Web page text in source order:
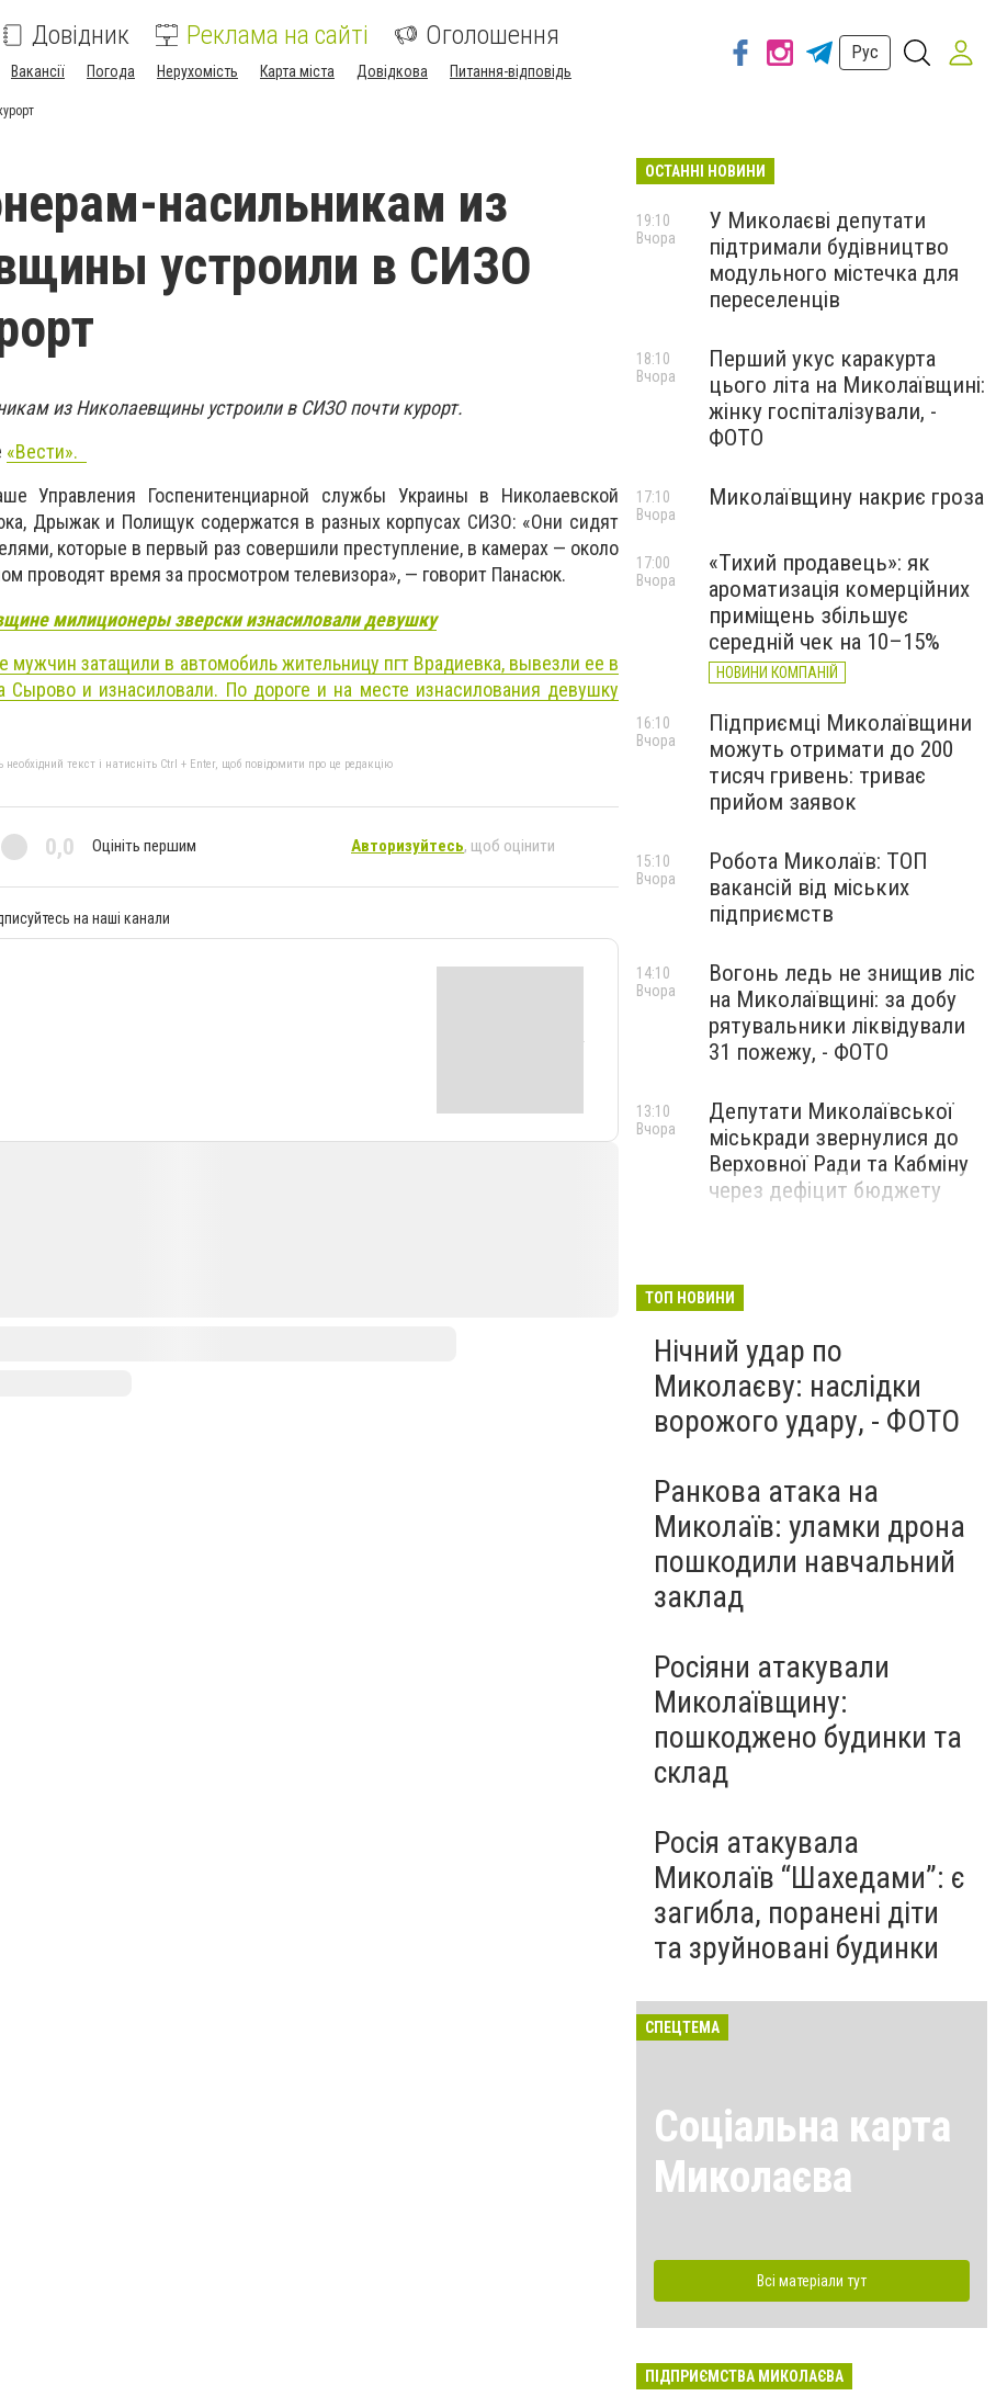
Довідник Реклама на сайті Оголошення
Вакансії Погода Нерухомість Карта міста Довідкова Питання-відповідь
Рус
насильникам из
устроили в СИЗО
из Николаевщины устроили в СИЗО почти курорт.
«Вести».
Управления Госпенитенциарной службы Украины в Николаевской
Дрыжак и Полищук содержатся в разных корпусах СИЗО: «Они сидят
которые в первый раз совершили преступление, в камерах — около
проводят время за просмотром телевизора», — говорит Панасюк.
милиционеры зверски изнасиловали девушку
мужчин затащили в автомобиль жительницу пгт Врадиевка, вывезли ее в
Сырово и изнасиловали. По дороге и на месте изнасилования девушку
текст і натисніть Ctrl + Enter, щоб повідомити про це редакцію
0,0 Оцініть першим Авторизуйтесь, щоб оцінити
на наші канали
ОСТАННІ НОВИНИ
У Миколаєві депутати
підтримали будівництво
модульного містечка для
переселенців
19:10
Вчора
Перший укус каракурта
цього літа на Миколаївщині:
жінку госпіталізували, -
ФОТО
18:10
Вчора
Миколаївщину накриє гроза
17:10
Вчора
«Тихий продавець»: як
ароматизація комерційних
приміщень збільшує
середній чек на 10–15%
НОВИНИ КОМПАНІЙ
17:00
Вчора
Підприємці Миколаївщини
можуть отримати до 200
тисяч гривень: триває
прийом заявок
16:10
Вчора
Робота Миколаїв: ТОП
вакансій від міських
підприємств
15:10
Вчора
Вогонь ледь не знищив ліс
на Миколаївщині: за добу
рятувальники ліквідували
31 пожежу, - ФОТО
14:10
Вчора
Депутати Миколаївської
міськради звернулися до
Верховної Ради та Кабміну
через дефіцит бюджету
13:10
Вчора
ТОП НОВИНИ
Нічний удар по
Миколаєву: наслідки
ворожого удару, - ФОТО
Ранкова атака на
Миколаїв: уламки дрона
пошкодили навчальний
заклад
Росіяни атакували
Миколаївщину:
пошкоджено будинки та
склад
Росія атакувала
Миколаїв “Шахедами”: є
загибла, поранені діти
та зруйновані будинки
СПЕЦТЕМА
Соціальна карта
Миколаєва
Всі матеріали тут
ПІДПРИЄМСТВА МИКОЛАЄВА